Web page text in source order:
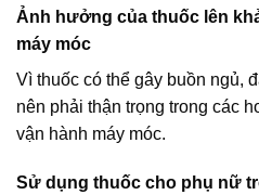
Ảnh hưởng của thuốc lên
máy móc
Vì thuốc có thể gây buồn ngủ,
nên phải thận trọng trong các
vận hành máy móc.
Sử dụng thuốc cho phụ nữ